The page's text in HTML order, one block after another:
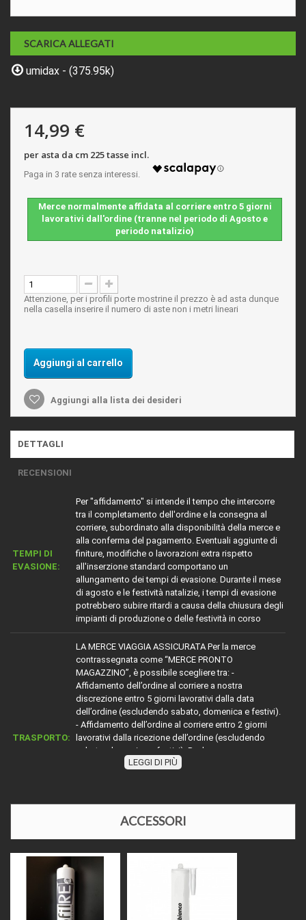
SCARICA ALLEGATI
umidax - (375.95k)
14,99 €
per asta da cm 225 tasse incl.
Merce normalmente affidata al corriere entro 5 giorni
lavorativi dall'ordine (tranne nel periodo di Agosto e
periodo natalizio)
Attenzione, per i profili porte mostrine il prezzo è ad asta dunque
nella casella inserire il numero di aste non i metri lineari
Aggiungi al carrello
Aggiungi alla lista dei desideri
DETTAGLI
RECENSIONI
TEMPI DI
EVASIONE:
Per "affidamento" si intende il tempo che intercorre
tra il completamento dell'ordine e la consegna al
corriere, subordinato alla disponibilità della merce e
alla conferma del pagamento. Eventuali aggiunte di
finiture, modifiche o lavorazioni extra rispetto
all'inserzione standard comportano un
allungamento dei tempi di evasione. Durante il mese
di agosto e le festività natalizie, i tempi di evasione
potrebbero subire ritardi a causa della chiusura degli
impianti di produzione o delle festività in corso
TRASPORTO:
LA MERCE VIAGGIA ASSICURATA Per la merce
contrassegnata come “MERCE PRONTO
MAGAZZINO”, è possibile scegliere tra: -
Affidamento dell’ordine al corriere a nostra
discrezione entro 5 giorni lavorativi dalla data
dell’ordine (escludendo sabato, domenica e festivi).
- Affidamento dell’ordine al corriere entro 2 giorni
lavorativi dalla ricezione dell’ordine (escludendo
sabato, domenica e festivi). Per la merce con
diciture diverse da “MERCE PRONTO MAGAZZINO”,
della merce ai corrieri potrebbe subire ritardi a causa
della chiusura degli impianti di produzione o delle
festività in corso.
PREZZI E IVA
Il prezzo indicato si riferisce al pezzo di cm 225 ed è
comprensivo di IVA al 22%. Essendo il prodotto
posa in opera, è soggetto all'aliquota IVA del 22%,
senza possibilità di applicare un'IVA agevolata.
LEGGI DI PIÙ
ACCESSORI